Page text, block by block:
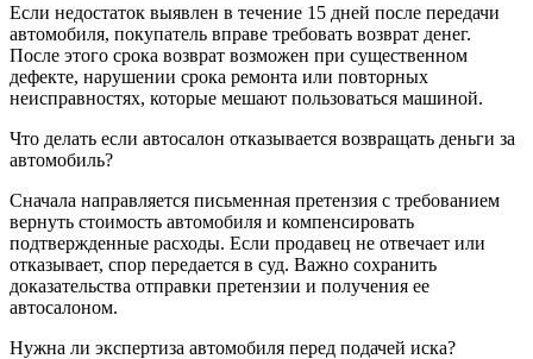
Если недостаток выявлен в течение 15 дней после передачи
автомобиля, покупатель вправе требовать возврат денег.
После этого срока возврат возможен при существенном
дефекте, нарушении срока ремонта или повторных
неисправностях, которые мешают пользоваться машиной.
Что делать если автосалон отказывается возвращать деньги за
автомобиль?
Сначала направляется письменная претензия с требованием
вернуть стоимость автомобиля и компенсировать
подтвержденные расходы. Если продавец не отвечает или
отказывает, спор передается в суд. Важно сохранить
доказательства отправки претензии и получения ее
автосалоном.
Нужна ли экспертиза автомобиля перед подачей иска?